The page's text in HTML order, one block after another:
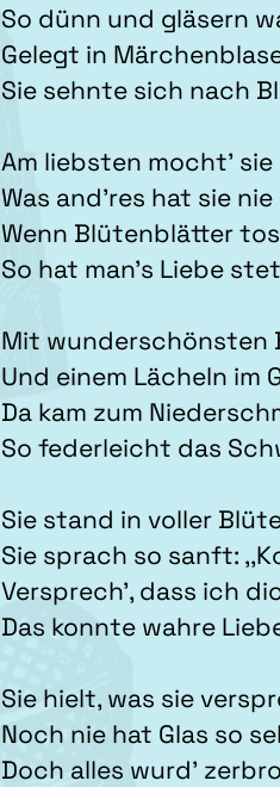
So dünn und gläsern
Gelegt in
Sie sehnte sich nach
Am liebsten mocht’ sie
Was and’res hat sie
Wenn Blütenblätter
So hat man’s Liebe
Mit wunderschönsten
Und einem Lächeln im
Da kam zum
So federleicht das
Sie stand in voller
Sie sprach so sanft:
Versprech’, dass ich
Das konnte wahre
Sie hielt, was sie
Noch nie hat Glas so
Doch alles wurd’